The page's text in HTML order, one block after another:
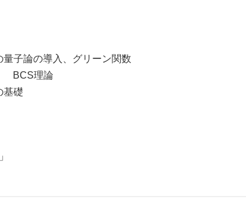
子論の導入、グリーン関数
BCS理論
基礎